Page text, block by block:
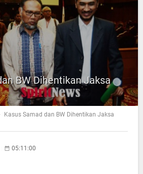
BW Dihentikan Jaksa
Kasus Samad dan BW Dihentikan Jaksa
05:11:00